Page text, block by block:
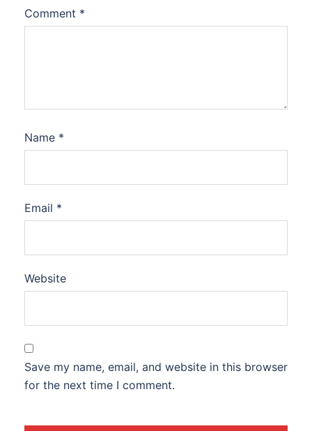
Comment *
Name *
Email *
Website
Save my name, email, and website in this browser
for the next time I comment.